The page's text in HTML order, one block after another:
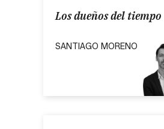
Los dueños del tiempo
SANTIAGO MORENO